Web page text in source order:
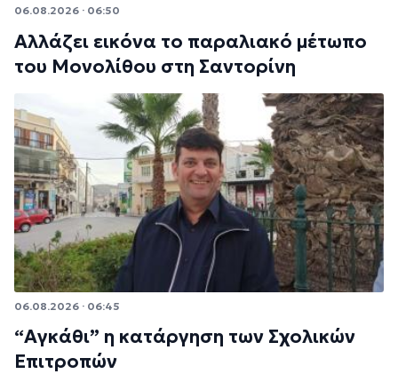
06.08.2026 · 06:50
Αλλάζει εικόνα το παραλιακό μέτωπο
του Μονολίθου στη Σαντορίνη
06.08.2026 · 06:45
“Αγκάθι” η κατάργηση των Σχολικών
Επιτροπών